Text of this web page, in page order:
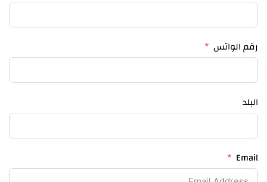
رقم الواتس
البلد
Email